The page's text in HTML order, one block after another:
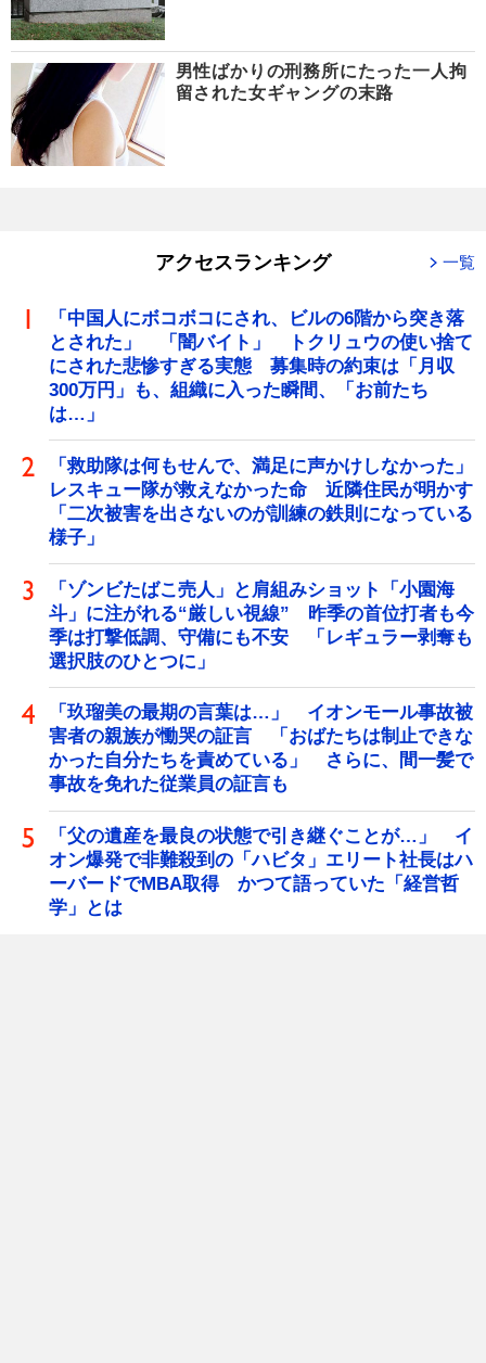
男性ばかりの刑務所にたった一人拘
留された女ギャングの末路
アクセスランキング 一覧
「中国人にボコボコにされ、ビルの6階から突き落
とされた」 「闇バイト」 トクリュウの使い捨て
にされた悲惨すぎる実態 募集時の約束は「月収
300万円」も、組織に入った瞬間、「お前たち
は…」
「救助隊は何もせんで、満足に声かけしなかった」
レスキュー隊が救えなかった命 近隣住民が明かす
「二次被害を出さないのが訓練の鉄則になっている
様子」
「ゾンビたばこ売人」と肩組みショット「小園海
斗」に注がれる“厳しい視線” 昨季の首位打者も今
季は打撃低調、守備にも不安 「レギュラー剥奪も
選択肢のひとつに」
「玖瑠美の最期の言葉は…」 イオンモール事故被
害者の親族が慟哭の証言 「おばたちは制止できな
かった自分たちを責めている」 さらに、間一髪で
事故を免れた従業員の証言も
「父の遺産を最良の状態で引き継ぐことが…」 イ
オン爆発で非難殺到の「ハビタ」エリート社長はハ
ーバードでMBA取得 かつて語っていた「経営哲
学」とは